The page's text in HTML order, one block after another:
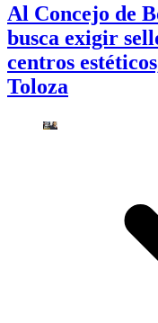
Al Concejo de
busca exigir
centros
Toloza